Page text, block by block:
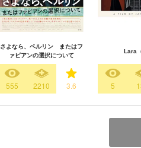
さよなら、ベルリン またはフ
ァビアンの選択について
555 2210 3.6
Lara
5